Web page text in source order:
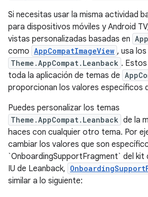
Si necesitas usar la misma actividad
para dispositivos móviles y Android
vistas personalizadas basadas en
como AppCompatImageView , usa
Theme.AppCompat.Leanback .
toda la aplicación de temas de
proporcionan los valores específicos
Puedes personalizar los temas
Theme.AppCompat.Leanback de la
haces con cualquier otro tema. Por
cambiar los valores que son
`OnboardingSupportFragment` del kit
IU de Leanback,
similar a lo siguiente: